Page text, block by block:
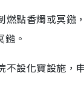
燃點香燭或冥鏹
。
不設化寶設施，